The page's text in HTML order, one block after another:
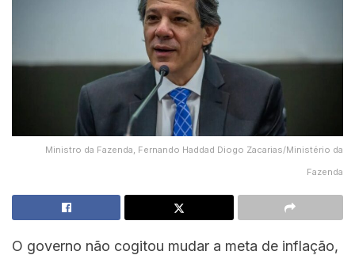
Ministro da Fazenda, Fernando Haddad Diogo Zacarias/Ministério da
Fazenda
O governo não cogitou mudar a meta de inflação,